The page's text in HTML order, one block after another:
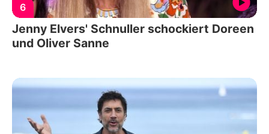
6
Jenny Elvers' Schnuller schockiert Doreen
und Oliver Sanne